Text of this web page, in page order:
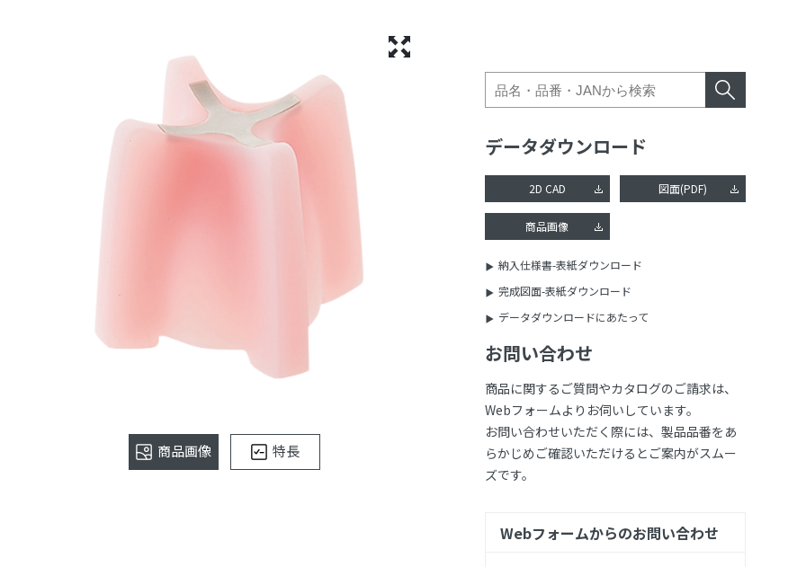
商品画像 特長
データダウンロード
2D CAD 図面(PDF)
商品画像
納入仕様書-表紙ダウンロード
完成図面-表紙ダウンロード
データダウンロードにあたって
お問い合わせ
商品に関するご質問やカタログのご請求は、
Webフォームよりお伺いしています。
お問い合わせいただく際には、製品品番をあ
らかじめご確認いただけるとご案内がスムー
ズです。
Webフォームからのお問い合わせ